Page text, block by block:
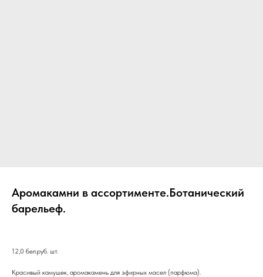
Аромакамни в ассортименте.Ботанический
барельеф.
12,0 бел.руб. шт.
Красивый камушек, аромакамень для эфирных масел (парфюма).